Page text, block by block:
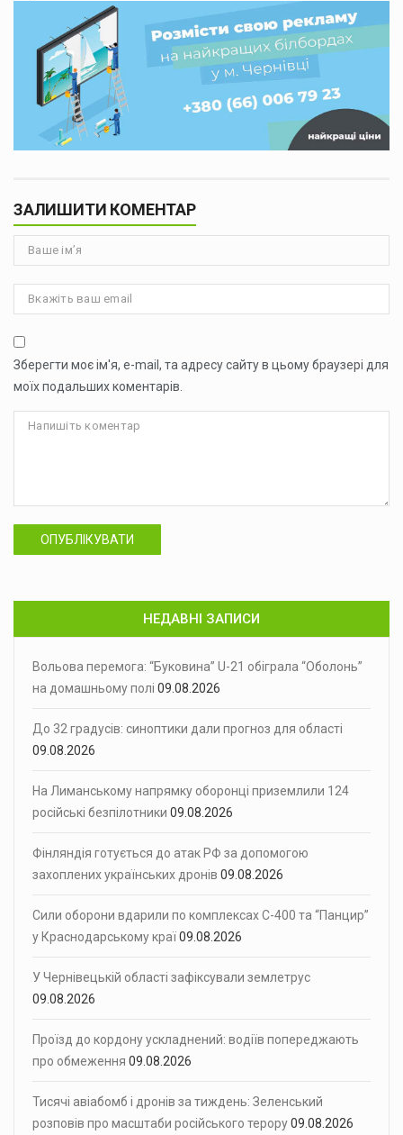
ЗАЛИШИТИ КОМЕНТАР
Зберегти моє ім'я, e-mail, та адресу сайту в цьому браузері для
моїх подальших коментарів.
ОПУБЛІКУВАТИ
НЕДАВНІ ЗАПИСИ
Вольова перемога: “Буковина” U-21 обіграла “Оболонь”
на домашньому полі 09.08.2026
До 32 градусів: синоптики дали прогноз для області
09.08.2026
На Лиманському напрямку оборонці приземлили 124
російські безпілотники 09.08.2026
Фінляндія готується до атак РФ за допомогою
захоплених українських дронів 09.08.2026
Сили оборони вдарили по комплексах С-400 та “Панцир”
у Краснодарському краї09.08.2026
У Чернівецькій області зафіксували землетрус
09.08.2026
Проїзд до кордону ускладнений: водіїв попереджають
про обмеження 09.08.2026
Тисячі авіабомб і дронів за тиждень: Зеленський
розповів про масштаби російського терору09.08.2026